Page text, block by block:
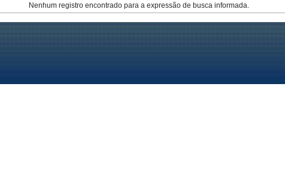
Nenhum registro encontrado para a expressão de busca informada.